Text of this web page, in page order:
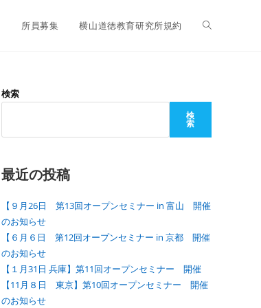
所員募集 横山道徳教育研究所規約
検索
検
索
最近の投稿
【９月26日 第13回オープンセミナー in 富山 開催
のお知らせ
【６月６日 第12回オープンセミナー in 京都 開催
のお知らせ
【１月31日 兵庫】第11回オープンセミナー 開催
【11月８日 東京】第10回オープンセミナー 開催
のお知らせ